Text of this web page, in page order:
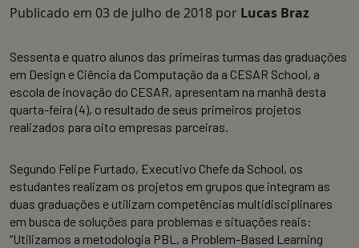
Publicado em 03 de julho de 2018 por Lucas Braz
Sessenta e quatro alunos das primeiras turmas das graduações
em Design e Ciência da Computação da a CESAR School, a
escola de inovação do CESAR, apresentam na manhã desta
quarta-feira (4), o resultado de seus primeiros projetos
realizados para oito empresas parceiras.
Segundo Felipe Furtado, Executivo Chefe da School, os
estudantes realizam os projetos em grupos que integram as
duas graduações e utilizam competências multidisciplinares
em busca de soluções para problemas e situações reais:
“Utilizamos a metodologia PBL, a Problem-Based Learning